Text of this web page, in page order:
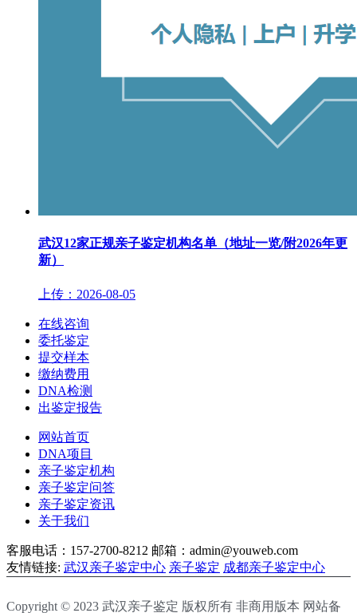
武汉12家正规亲子鉴定机构名单（地址一览/附2026年更
新）
上传：2026-08-05
在线咨询
委托鉴定
提交样本
缴纳费用
DNA检测
出鉴定报告
网站首页
DNA项目
亲子鉴定机构
亲子鉴定问答
亲子鉴定资讯
关于我们
客服电话：157-2700-8212 邮箱：admin@youweb.com
友情链接: 武汉亲子鉴定中心 亲子鉴定 成都亲子鉴定中心
Copyright © 2023 武汉亲子鉴定 版权所有 非商用版本 网站备